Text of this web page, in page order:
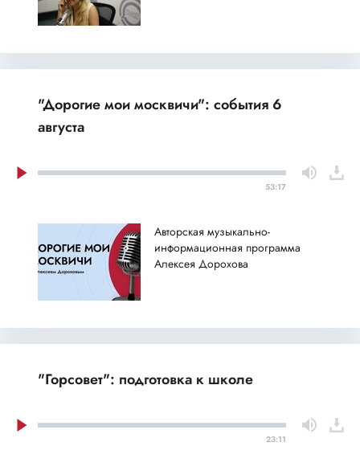
"Дорогие мои москвичи": события 6
августа
53:17
Авторская музыкально-
информационная программа
Алексея Дорохова
"Горсовет": подготовка к школе
23:11